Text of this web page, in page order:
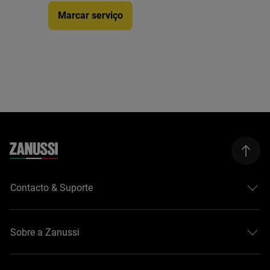
Marcar serviço
Contacto & Suporte
Sobre a Zanussi